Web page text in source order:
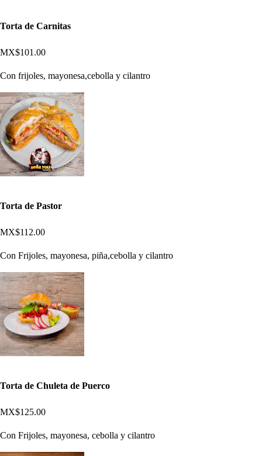
Torta de Carnitas
MX$101.00
Con frijoles, mayonesa,cebolla y cilantro
Torta de Pastor
MX$112.00
Con Frijoles, mayonesa, piña,cebolla y cilantro
Torta de Chuleta de Puerco
MX$125.00
Con Frijoles, mayonesa, cebolla y cilantro